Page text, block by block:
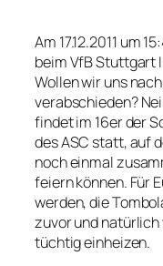
Am 17.12.2011 um
beim VfB Stuttgart
Wollen wir uns
verabschieden?
findet im 16er der
des ASC statt, auf
noch einmal
feiern können. Für
werden, die
zuvor und natürlich
tüchtig einheizen.